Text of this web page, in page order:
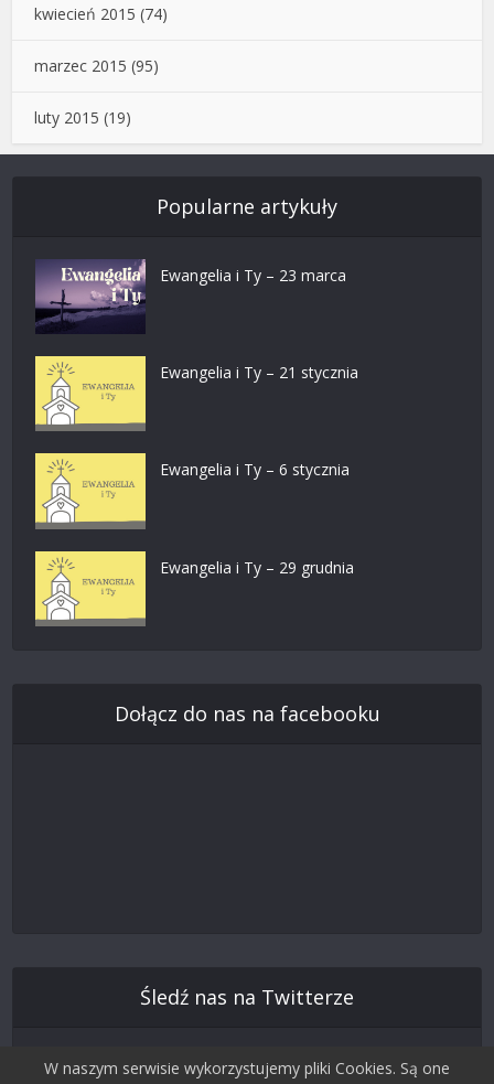
kwiecień 2015 (74)
marzec 2015 (95)
luty 2015 (19)
Popularne artykuły
Ewangelia i Ty – 23 marca
Ewangelia i Ty – 21 stycznia
Ewangelia i Ty – 6 stycznia
Ewangelia i Ty – 29 grudnia
Dołącz do nas na facebooku
Śledź nas na Twitterze
W naszym serwisie wykorzystujemy pliki Cookies. Są one